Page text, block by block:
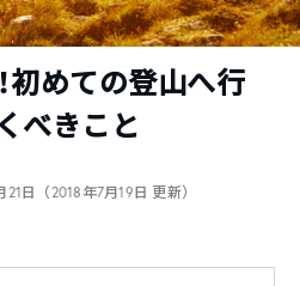
初めての登山へ行
べきこと
21日（2018年7月19日 更新）